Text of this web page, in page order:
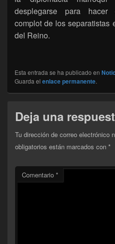
desplegarse para hacer
complot de los separatistas
del Reino.
Esta entrada se ha publicado en
Guarda el enlace permanente.
Deja una
Tu dirección de correo electrónico
obligatorios están marcados con *
Comentario *